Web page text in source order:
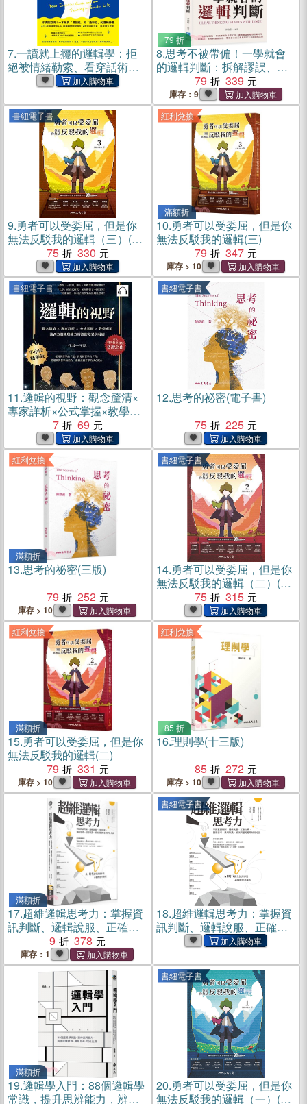
7.一讀就上癮的邏輯學：拒
絕被情緒勒索、看穿話術陷
阱！一本讓你相見恨晚的
79 折
8.思考不被帶偏！一學就會
的邏輯判斷：拆解謬誤、建
立推理，聰明人是如何思考
的？
79 339
庫存：9
書紐電子書
9.勇者可以受委屈，但是你
無法反駁我的邏輯（三）(電
75 330
紅利兌換
滿額折
10.勇者可以受委屈，但是你
無法反駁我的邏輯(三)
79
347
庫存 > 10
書紐電子書
11.邏輯的視野：觀念釐清×
專家詳析×公式掌握×教學應
用，論西方邏輯與東方辯證
的差異與發展【純有聲】(電
子書)
7 69
書紐電子書
12.思考的祕密(電子書)
75
225
紅利兌換
滿額折
13.思考的祕密(三版)
79
252
庫存 > 10
書紐電子書
14.勇者可以受委屈，但是你
無法反駁我的邏輯（二）(電
75 315
紅利兌換
滿額折
15.勇者可以受委屈，但是你
無法反駁我的邏輯(二)
79
331
庫存 > 10
紅利兌換
85 折
16.理則學(十三版)
85
272
庫存 > 10
滿額折
17.超維邏輯思考力：掌握資
訊判斷、邏輯說服、正確決
策、創新思考、活用知識、
解決問題的易學好用方法
9 378
庫存：1
書紐電子書
18.超維邏輯思考力：掌握資
訊判斷、邏輯說服、正確決
策、創新思考、活用知識、
子書)
滿額折
19.邏輯學入門：88個邏輯學
常識，提升思辨能力，辨識
書紐電子書
20.勇者可以受委屈，但是你
無法反駁我的邏輯（一）(電